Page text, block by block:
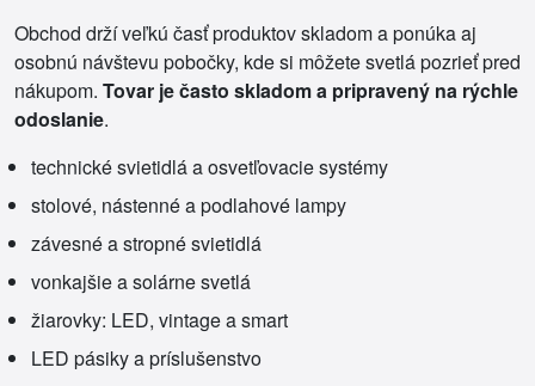
Obchod drží veľkú časť produktov skladom a ponúka aj
osobnú návštevu pobočky, kde si môžete svetlá pozrieť pred
nákupom. Tovar je často skladom a pripravený na rýchle
odoslanie.
technické svietidlá a osvetľovacie systémy
stolové, nástenné a podlahové lampy
závesné a stropné svietidlá
vonkajšie a solárne svetlá
žiarovky: LED, vintage a smart
LED pásiky a príslušenstvo